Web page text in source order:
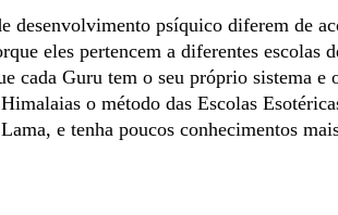
desenvolvimento psíquico diferem de
eles pertencem a diferentes escolas
cada Guru tem o seu próprio sistema e
o método das Escolas
e tenha poucos conhecimentos